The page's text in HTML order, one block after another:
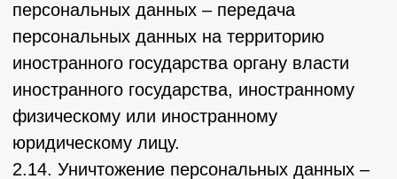
субъектов персональных данных и их
законных представителей в соответствии с
требованиями Закона о персональных
данных;
– сообщать в уполномоченный орган по
защите прав субъектов персональных
данных по запросу этого органа
необходимую информацию в течение 30
дней с даты получения такого запроса;